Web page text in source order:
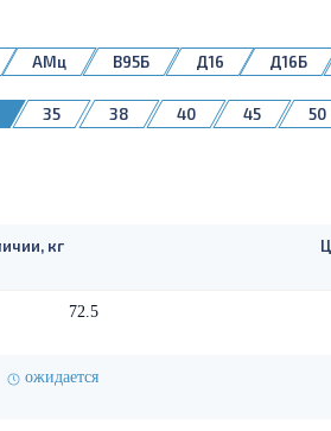
АМц В95Б Д16 Д16Б
35 38 40 45 50
кг
72.5
ожидается